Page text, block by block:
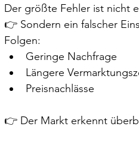
Der größte Fehler ist nicht
👉 Sondern ein falscher
Folgen:
Geringe Nachfrage
Längere
Preisnachlässe
👉 Der Markt erkennt